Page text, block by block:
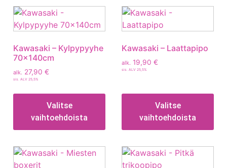
Kawasaki – Kylpypyyhe
70x140cm
alk. 27,90 €
sis. ALV 25,5%
Valitse
vaihtoehdoista
Kawasaki – Laattapipo
alk. 19,90 €
sis. ALV 25,5%
Valitse
vaihtoehdoista